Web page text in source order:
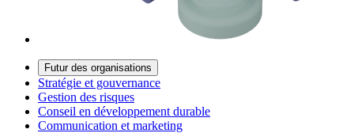
Futur des organisations
Stratégie et gouvernance
Gestion des risques
Conseil en développement durable
Communication et marketing